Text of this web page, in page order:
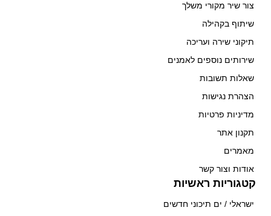
צור שיר מקורי משלך
שיתוף בקהילה
תיקוני שירה ועריכה
שירותים נוספים לאמנים
שאלות תשובות
הצהרת נגישות
מדיניות פרטיות
תקנון אתר
מאמרים
אודות וצור קשר
קטגוריות ראשיות
ישראלי / ים תיכוני חדשים